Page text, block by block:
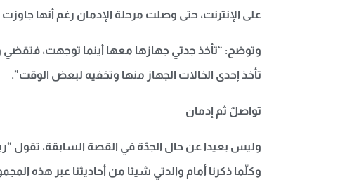
على الإنترنت، حتى وصلت مرحلة الإدمان رغم أنها
وتوضح: “تأخذ جدتي جهازها معها أينما توجهت، فتقضي
تأخذ إحدى الخالات الجهاز منها وتخفيه لبعض الوقت”.
تواصلٌ ثم إدمان
وليس بعيدا عن حال الجدّة في القصة السابقة، تقول
وكلّما ذكرنا أمام والدتي شيئا من أحاديثنا عبر هذه